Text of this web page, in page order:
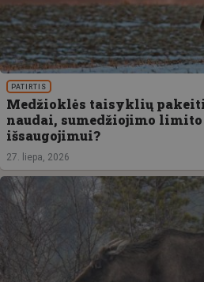
PATIRTIS
Medžioklės taisyklių
naudai, sumedžiojimo
išsaugojimui?
27. liepa, 2026